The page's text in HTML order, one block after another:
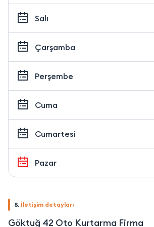
Salı
Çarşamba
Perşembe
Cuma
Cumartesi
Pazar
& İletişim detayları
Göktuğ 42 Oto Kurtarma Firma